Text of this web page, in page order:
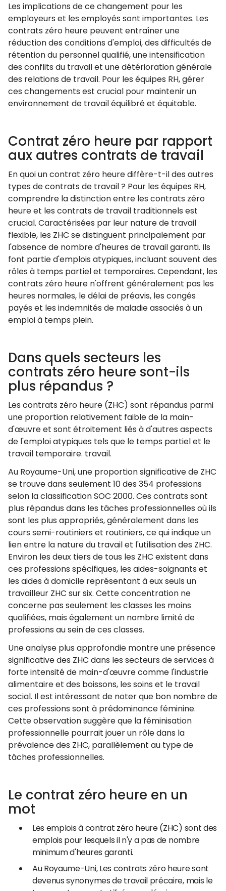
Les implications de ce changement pour les
employeurs et les employés sont importantes. Les
contrats zéro heure peuvent entraîner une
réduction des conditions d'emploi, des difficultés de
rétention du personnel qualifié, une intensification
des conflits du travail et une détérioration générale
des relations de travail. Pour les équipes RH, gérer
ces changements est crucial pour maintenir un
environnement de travail équilibré et équitable.
Contrat zéro heure par rapport
aux autres contrats de travail
En quoi un contrat zéro heure diffère-t-il des autres
types de contrats de travail ? Pour les équipes RH,
comprendre la distinction entre les contrats zéro
heure et les contrats de travail traditionnels est
crucial. Caractérisées par leur nature de travail
flexible, les ZHC se distinguent principalement par
l'absence de nombre d'heures de travail garanti. Ils
font partie d'emplois atypiques, incluant souvent des
rôles à temps partiel et temporaires. Cependant, les
contrats zéro heure n'offrent généralement pas les
heures normales, le délai de préavis, les congés
payés et les indemnités de maladie associés à un
emploi à temps plein.
Dans quels secteurs les
contrats zéro heure sont-ils
plus répandus ?
Les contrats zéro heure (ZHC) sont répandus parmi
une proportion relativement faible de la main-
d'œuvre et sont étroitement liés à d'autres aspects
de l'emploi atypiques tels que le temps partiel et le
travail temporaire. travail.
Au Royaume-Uni, une proportion significative de ZHC
se trouve dans seulement 10 des 354 professions
selon la classification SOC 2000. Ces contrats sont
plus répandus dans les tâches professionnelles où ils
sont les plus appropriés, généralement dans les
cours semi-routiniers et routiniers, ce qui indique un
lien entre la nature du travail et l'utilisation des ZHC.
Environ les deux tiers de tous les ZHC existent dans
ces professions spécifiques, les aides-soignants et
les aides à domicile représentant à eux seuls un
travailleur ZHC sur six. Cette concentration ne
concerne pas seulement les classes les moins
qualifiées, mais également un nombre limité de
professions au sein de ces classes.
Une analyse plus approfondie montre une présence
significative des ZHC dans les secteurs de services à
forte intensité de main-d'œuvre comme l'industrie
alimentaire et des boissons, les soins et le travail
social. Il est intéressant de noter que bon nombre de
ces professions sont à prédominance féminine.
Cette observation suggère que la féminisation
professionnelle pourrait jouer un rôle dans la
prévalence des ZHC, parallèlement au type de
tâches professionnelles.
Le contrat zéro heure en un
mot
Les emplois à contrat zéro heure (ZHC) sont des
emplois pour lesquels il n'y a pas de nombre
minimum d'heures garanti.
Au Royaume-Uni, Les contrats zéro heure sont
devenus synonymes de travail précaire, mais le